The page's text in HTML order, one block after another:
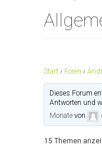
Start › Foren ›
Dieses Forum
Antworten und
Monate von
15 Themen